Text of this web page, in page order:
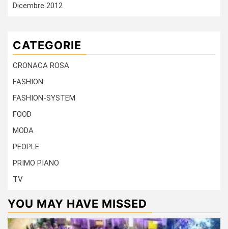
Dicembre 2012
CATEGORIE
CRONACA ROSA
FASHION
FASHION-SYSTEM
FOOD
MODA
PEOPLE
PRIMO PIANO
TV
YOU MAY HAVE MISSED